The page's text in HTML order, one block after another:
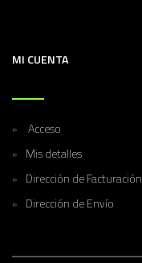
MI CUENTA
Acceso
Mis detalles
Dirección de Facturación
Dirección de Envío